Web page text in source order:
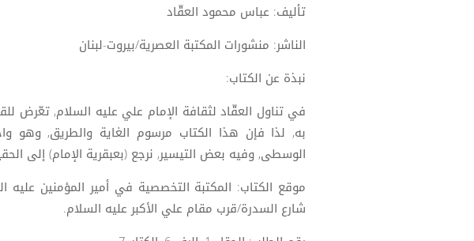
تأليف: عباس محمود العقّاد
الناشر: منشورات المكتبة العصرية/بيروت-لبنان
نبذة عن الكتاب:
في تناول العقّاد لثقافة الإمام علي عليه السلام, تعّرض
به, لذا فإن هذا الكتاب مرسوم الغاية والطريق, وهو
الوسطى, وفيه بعض التيسير, نرجع (بعبقرية الإمام) إلى
موقع الكتاب: المكتبة التخصصية في أمير المؤمنين
شارع السدرة/قرب مقام علي الأكبر عليه السلام.